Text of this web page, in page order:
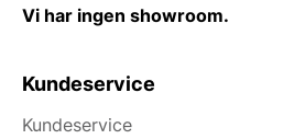
Vi har ingen showroom.
Kundeservice
Kundeservice